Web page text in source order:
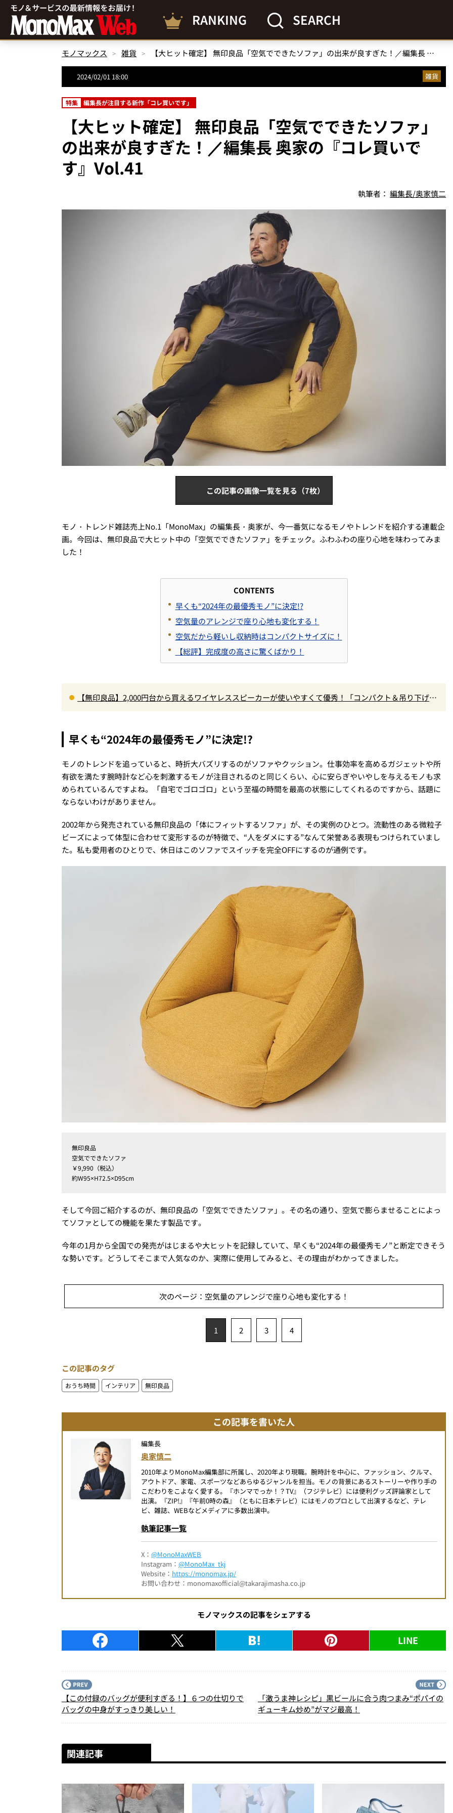
RANKING SEARCH
モノマックス 雑貨 【大ヒット確定】 無印良品「空気でできたソファ」の出来が良すぎた！／編集長 奥家の『コレ買いです』Vol.41
2024/02/01 18:00 雑貨
特集 編集長が注目する新作「コレ買いです」
【大ヒット確定】 無印良品「空気でできたソファ」
の出来が良すぎた！／編集長 奥家の『コレ買いで
す』Vol.41
執筆者： 編集長/奥家慎二
この記事の画像一覧を見る（7枚）
モノ・トレンド雑誌売上No.1「MonoMax」の編集長・奥家が、今一番気になるモノやトレンドを紹介する連載企
画。今回は、無印良品で大ヒット中の「空気でできたソファ」をチェック。ふわふわの座り心地を味わってみま
した！
CONTENTS
早くも“2024年の最優秀モノ”に決定!?
空気量のアレンジで座り心地も変化する！
空気だから軽いし収納時はコンパクトサイズに！
【総評】完成度の高さに驚くばかり！
【無印良品】2,000円台から買えるワイヤレススピーカーが使いやすくて優秀！「コンパクト＆吊り下げ
早くも“2024年の最優秀モノ”に決定!?
モノのトレンドを追っていると、時折大バズリするのがソファやクッション。仕事効率を高めるガジェットや所
有欲を満たす腕時計など心を刺激するモノが注目されるのと同じくらい、心に安らぎやいやしを与えるモノも求
められているんですよね。「自宅でゴロゴロ」という至福の時間を最高の状態にしてくれるのですから、話題に
ならないわけがありません。
2002年から発売されている無印良品の「体にフィットするソファ」が、その実例のひとつ。流動性のある微粒子
ビーズによって体型に合わせて変形するのが特徴で、“人をダメにする”なんて栄誉ある表現もつけられていまし
た。私も愛用者のひとりで、休日はこのソファでスイッチを完全OFFにするのが通例です。
無印良品
空気でできたソファ
￥9,990（税込）
約W95×H72.5×D95cm
そして今回ご紹介するのが、無印良品の「空気でできたソファ」。その名の通り、空気で膨らませることによっ
てソファとしての機能を果たす製品です。
今年の1月から全国での発売がはじまるや大ヒットを記録していて、早くも“2024年の最優秀モノ”と断定できそう
な勢いです。どうしてそこまで人気なのか、実際に使用してみると、その理由がわかってきました。
次のページ：空気量のアレンジで座り心地も変化する！
1 2 3 4
この記事のタグ
おうち時間 インテリア 無印良品
この記事を書いた人
編集長
奥家慎二
2010年よりMonoMax編集部に所属し、2020年より現職。腕時計を中心に、ファッション、クルマ、
アウトドア、家電、スポーツなどあらゆるジャンルを担当。モノの背景にあるストーリーや作り手の
こだわりをこよなく愛する。『ホンマでっか！？TV』（フジテレビ）には便利グッズ評論家として
出演。『ZIP!』『午前0時の森』（ともに日本テレビ）にはモノのプロとして出演するなど、テレ
ビ、雑誌、WEBなどメディアに多数出演中。
執筆記事一覧
X： @MonoMaxWEB
Instagram： @MonoMax_tkj
Website： https://monomax.jp/
お問い合わせ：monomaxofficial@takarajimasha.co.jp
モノマックスの記事をシェアする
LINE
【この付録のバッグが便利すぎる！】６つの仕切りで
バッグの中身がすっきり美しい！
「激うま神レシピ」黒ビールに合う肉つまみ“ポパイの
ギューキム炒め”がマジ最高！
関連記事